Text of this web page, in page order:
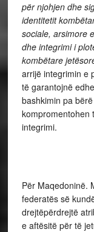
për njohjen dhe
identitetit
sociale, arsimore
dhe integrimi i
kombëtare
arrijë integrimin e
të garantojnë
bashkimin pa
kompromentohen
integrimi.
Për Maqedoninë.
federatës së
drejtëpërdrejtë
e aftësitë për të